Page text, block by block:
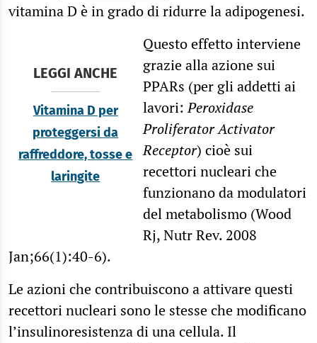
vitamina D è in grado di ridurre la adipogenesi.
LEGGI ANCHE
Vitamina D per
proteggersi da
raffreddore, tosse e
laringite
Questo effetto interviene
grazie alla azione sui
PPARs (per gli addetti ai
lavori:Peroxidase
Proliferator Activator
Receptor) cioè sui
recettori nucleari che
funzionano da modulatori
del metabolismo (Wood
Rj, Nutr Rev. 2008
Jan;66(1):40-6).
Le azioni che contribuiscono a attivare questi
recettori nucleari sono le stesse che modificano
l’insulinoresistenza di una cellula. Il